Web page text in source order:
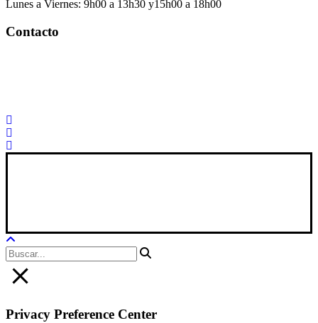
Lunes a Viernes: 9h00 a 13h30 y15h00 a 18h00
Contacto
Privacy Preference Center